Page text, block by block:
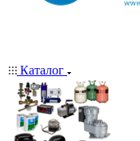
Каталог